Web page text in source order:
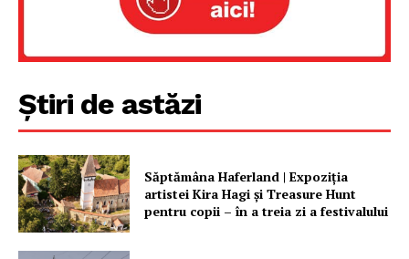
Știri de astăzi
Săptămâna Haferland | Expoziţia
artistei Kira Hagi şi Treasure Hunt
pentru copii – în a treia zi a festivalului